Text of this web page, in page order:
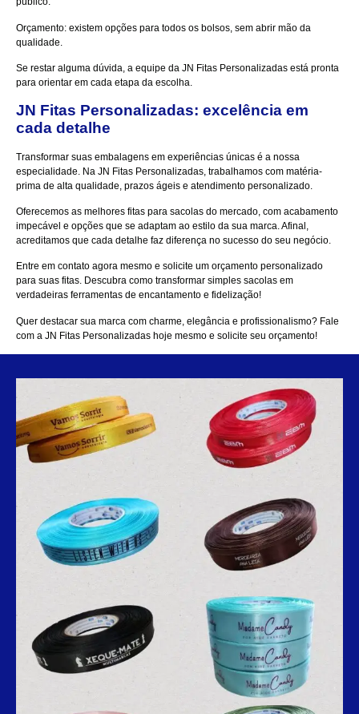
Orçamento: existem opções para todos os bolsos, sem abrir mão da
qualidade.
Se restar alguma dúvida, a equipe da JN Fitas Personalizadas está pronta
para orientar em cada etapa da escolha.
JN Fitas Personalizadas: excelência em
cada detalhe
Transformar suas embalagens em experiências únicas é a nossa
especialidade. Na JN Fitas Personalizadas, trabalhamos com matéria-
prima de alta qualidade, prazos ágeis e atendimento personalizado.
Oferecemos as melhores fitas para sacolas do mercado, com acabamento
impecável e opções que se adaptam ao estilo da sua marca. Afinal,
acreditamos que cada detalhe faz diferença no sucesso do seu negócio.
Entre em contato agora mesmo e solicite um orçamento personalizado
para suas fitas. Descubra como transformar simples sacolas em
verdadeiras ferramentas de encantamento e fidelização!
Quer destacar sua marca com charme, elegância e profissionalismo? Fale
com a JN Fitas Personalizadas hoje mesmo e solicite seu orçamento!